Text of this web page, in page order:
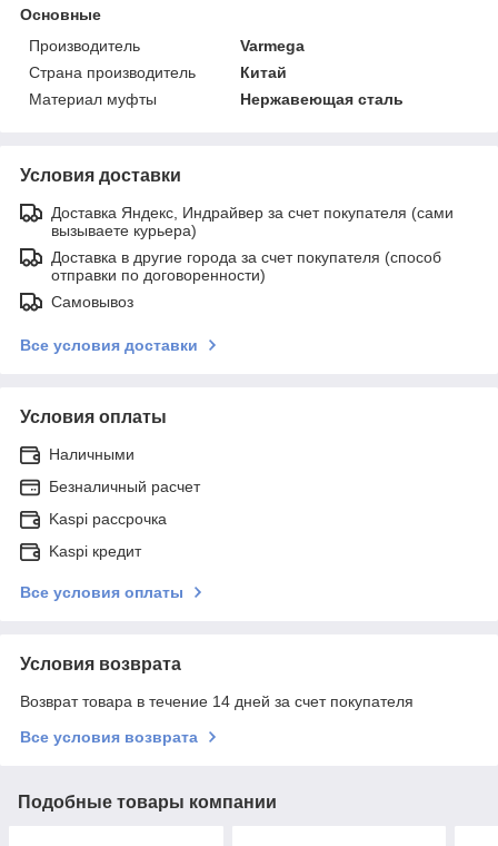
Основные
Производитель
Varmega
Страна производитель
Китай
Материал муфты
Нержавеющая сталь
Условия доставки
Доставка Яндекс, Индрайвер за счет покупателя (сами
вызываете курьера)
Доставка в другие города за счет покупателя (способ
отправки по договоренности)
Самовывоз
Все условия доставки
Условия оплаты
Наличными
Безналичный расчет
Kaspi рассрочка
Kaspi кредит
Все условия оплаты
Условия возврата
Возврат товара в течение 14 дней за счет покупателя
Все условия возврата
Подобные товары компании